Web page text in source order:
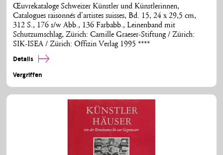
Œuvrekataloge Schweizer Künstler und Künstlerinnen,
Catalogues raisonnés d'artistes suisses, Bd. 15, 24 x 29,5 cm,
312 S., 176 s/w Abb., 136 Farbabb., Leinenband mit
Schutzumschlag, Zürich: Camille Graeser-Stiftung / Zürich:
SIK-ISEA / Zürich: Offizin Verlag 1995 ****
Details
Vergriffen